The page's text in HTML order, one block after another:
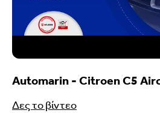
Automarin - Citroen C5
Δες το βίντεο